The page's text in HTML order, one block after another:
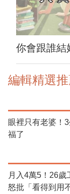
你會跟誰結
編輯精選
眼裡只有老婆！
福了
月入4萬5！26
怒批「看得到用